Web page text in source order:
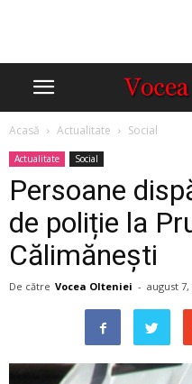
Acasă Actualitate Social
Actualitate Social
Persoane
de poliție la
Călimănești
De către Vocea Olteniei - august 7,